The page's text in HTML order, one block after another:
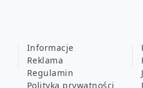
Informacje
Reklama
Regulamin
Polityka prywatności